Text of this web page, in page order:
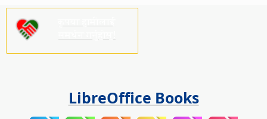
LibreOffice Books